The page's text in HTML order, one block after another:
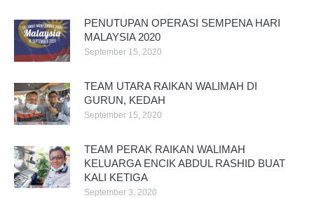
PENUTUPAN OPERASI SEMPENA HARI
MALAYSIA 2020
September 15, 2020
TEAM UTARA RAIKAN WALIMAH DI
GURUN, KEDAH
September 15, 2020
TEAM PERAK RAIKAN WALIMAH
KELUARGA ENCIK ABDUL RASHID BUAT
KALI KETIGA
September 3, 2020